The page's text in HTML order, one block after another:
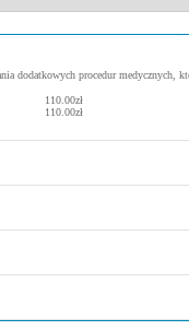
dodatkowych procedur medycznych,
110.00zł
110.00zł